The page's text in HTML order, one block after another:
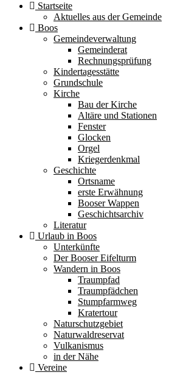
Startseite
Aktuelles aus der Gemeinde
Boos
Gemeindeverwaltung
Gemeinderat
Rechnungsprüfung
Kindertagesstätte
Grundschule
Kirche
Bau der Kirche
Altäre und Stationen
Fenster
Glocken
Orgel
Kriegerdenkmal
Geschichte
Ortsname
erste Erwähnung
Booser Wappen
Geschichtsarchiv
Literatur
Urlaub in Boos
Unterkünfte
Der Booser Eifelturm
Wandern in Boos
Traumpfad
Traumpfädchen
Stumpfarmweg
Kratertour
Naturschutzgebiet
Naturwaldreservat
Vulkanismus
in der Nähe
Vereine